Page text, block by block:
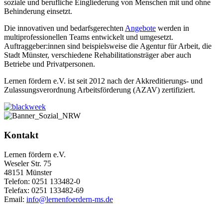
soziale und berufliche Eingliederung von Menschen mit und ohne
Behinderung einsetzt.
Die innovativen und bedarfsgerechten Angebote werden in
multiprofessionellen Teams entwickelt und umgesetzt.
Auftraggeber:innen sind beispielsweise die Agentur für Arbeit, die
Stadt Münster, verschiedene Rehabilitationsträger aber auch
Betriebe und Privatpersonen.
Lernen fördern e.V. ist seit 2012 nach der Akkreditierungs- und
Zulassungsverordnung Arbeitsförderung (AZAV) zertifiziert.
Kontakt
Lernen fördern e.V.
Weseler Str. 75
48151 Münster
Telefon: 0251 133482-0
Telefax: 0251 133482-69
Email: info@lernenfoerdern-ms.de